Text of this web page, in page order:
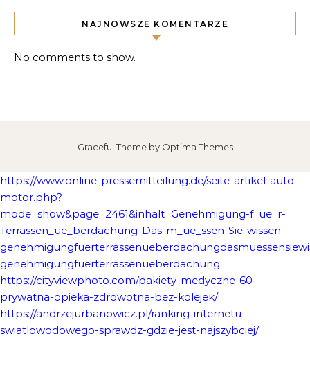
NAJNOWSZE KOMENTARZE
No comments to show.
Graceful Theme by Optima Themes
https://www.online-pressemitteilung.de/seite-artikel-auto-
motor.php?
mode=show&page=2461&inhalt=Genehmigung-f_ue_r-
Terrassen_ue_berdachung-Das-m_ue_ssen-Sie-wissen-
genehmigungfuerterrassenueberdachung
https://cityviewphoto.com/pakiety-medyczne-60-
prywatna-opieka-zdrowotna-bez-kolejek/
https://andrzejurbanowicz.pl/ranking-internetu-
swiatlowodowego-sprawdz-gdzie-jest-najszybciej/